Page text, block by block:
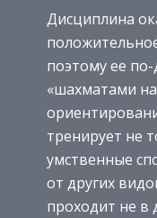
Дисциплина
поэтому ее
«шахматами
тренирует не
умственные
от других
проходит не